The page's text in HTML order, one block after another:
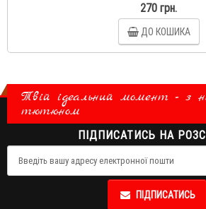
270 грн.
ДО КОШИКА
Твій ідеальний момент - з
тютюном
ПІДПИСАТИСЬ НА
ПІДПИСАТИСЬ